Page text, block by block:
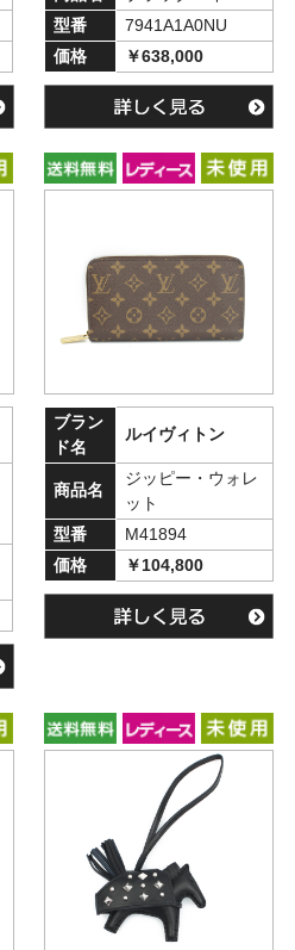
型番
7941A1A0NU
価格
￥638,000
ブラン
ド名
ルイヴィトン
商品名
ジッピー・ウォレ
ット
型番
M41894
価格
￥104,800